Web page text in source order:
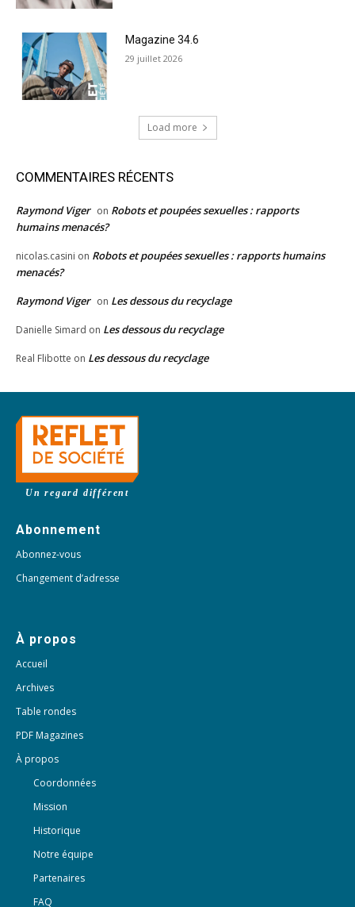
Magazine 34.6
29 juillet 2026
Load more
COMMENTAIRES RÉCENTS
Raymond Viger on Robots et poupées sexuelles : rapports
humains menacés?
nicolas.casini on Robots et poupées sexuelles : rapports humains
menacés?
Raymond Viger on Les dessous du recyclage
Danielle Simard on Les dessous du recyclage
Real Flibotte on Les dessous du recyclage
Un regard différent
Abonnement
Abonnez-vous
Changement d’adresse
À propos
Accueil
Archives
Table rondes
PDF Magazines
À propos
Coordonnées
Mission
Historique
Notre équipe
Partenaires
FAQ